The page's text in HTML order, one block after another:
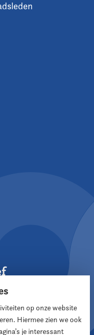
op onze website
Hiermee zien we ook
je interessant